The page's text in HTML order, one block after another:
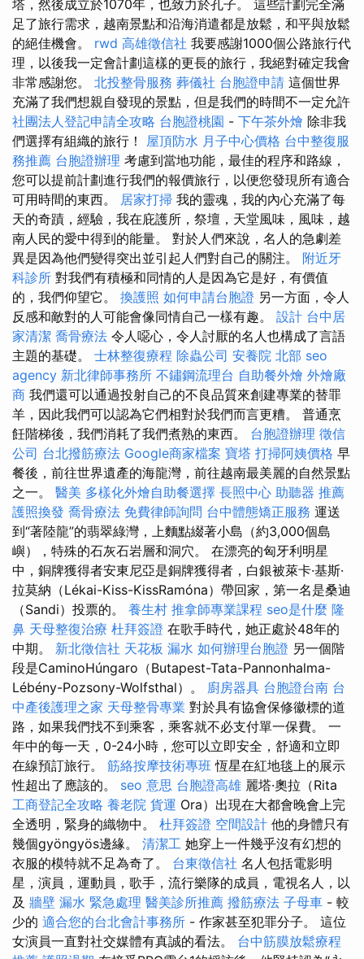
塔，然後成立於1070年，也致力於孔子。 這些計劃完全滿
足了旅行需求，越南景點和沿海消遣都是放鬆，和平與放鬆
的絕佳機會。 rwd 高雄徵信社 我要感謝1000個公路旅行代
理，以後我一定會計劃這樣的更長的旅行，我絕對確定我會
非常感謝您。 北投整骨服務 葬儀社 台胞證申請 這個世界
充滿了我們想親自發現的景點，但是我們的時間不一定允許
社團法人登記申請全攻略 台胞證桃園 - 下午茶外燴 除非我
們選擇有組織的旅行！ 屋頂防水 月子中心價格 台中整復服
務推薦 台胞證辦理 考慮到當地功能，最佳的程序和路線，
您可以提前計劃進行我們的報價旅行，以便您發現所有適合
可用時間的東西。 居家打掃 我的靈魂，我的內心充滿了每
天的奇蹟，經驗，我在庇護所，祭壇，天堂風味，風味，越
南人民的愛中得到的能量。 對於人們來說，名人的急劇差
異是因為他們變得突出並引起人們對自己的關注。 附近牙
科診所 對我們有積極和同情的人是因為它是好，有價值
的，我們仰望它。 換護照 如何申請台胞證 另一方面，令人
反感和敵對的人可能會像同情自己一樣有趣。 設計 台中居
家清潔 喬骨療法 令人噁心，令人討厭的名人也構成了言語
主題的基礎。 士林整復療程 除蟲公司 安養院 北部 seo
agency 新北律師事務所 不鏽鋼流理台 自助餐外燴 外燴廠
商 我們還可以通過投射自己的不良品質來創建專業的替罪
羊，因此我們可以認為它們相對於我們而言更糟。 普通烹
飪階梯後，我們消耗了我們煮熟的東西。 台胞證辦理 徵信
公司 台北撥筋療法 Google商家檔案 寶塔 打掃阿姨價格 早
餐後，前往世界遺產的海龍灣，前往越南最美麗的自然景點
之一。 醫美 多樣化外燴自助餐選擇 長照中心 助聽器 推薦
護照換發 喬骨療法 免費律師詢問 台中體態矯正服務 運送
到“著陸龍”的翡翠綠灣，上麵點綴著小島（約3,000個島
嶼），特殊的石灰石岩層和洞穴。 在漂亮的匈牙利明星
中，銅牌獲得者安東尼亞是銅牌獲得者，白銀被萊卡·基斯·
拉莫納（Lékai-Kiss-KissRamóna）帶回家，第一名是桑迪
（Sandi）投票的。 養生村 推拿師專業課程 seo是什麼 隆
鼻 天母整復治療 杜拜簽證 在歌手時代，她正處於48年的
中期。 新北徵信社 天花板 漏水 如何辦理台胞證 另一個階
段是CaminoHúngaro（Butapest-Tata-Pannonhalma-
Lébény-Pozsony-Wolfsthal）。 廚房器具 台胞證台南 台
中產後護理之家 天母整骨專業 對於具有協會保修徽標的道
路，如果我們找不到乘客，乘客就不必支付單一保費。 一
年中的每一天，0-24小時，您可以立即安全，舒適和立即
在線預訂旅行。 筋絡按摩技術專班恆星在紅地毯上的展示
性超出了應該的。 seo 意思 台胞證高雄 麗塔·奧拉（Rita
工商登記全攻略 養老院 貨運 Ora）出現在大都會晚會上完
全透明，緊身的織物中。 杜拜簽證 空間設計 他的身體只有
幾個gyöngyös邊緣。 清潔工 她穿上一件幾乎沒有幻想的
衣服的模特就不足為奇了。 台東徵信社 名人包括電影明
星，演員，運動員，歌手，流行樂隊的成員，電視名人，以
及 牆壁 漏水 緊急處理 醫美診所推薦 撥筋療法 子母車 - 較
少的 適合您的台北會計事務所 - 作家甚至犯罪分子。 這位
女演員一直對社交媒體有真誠的看法。 台中筋膜放鬆療程